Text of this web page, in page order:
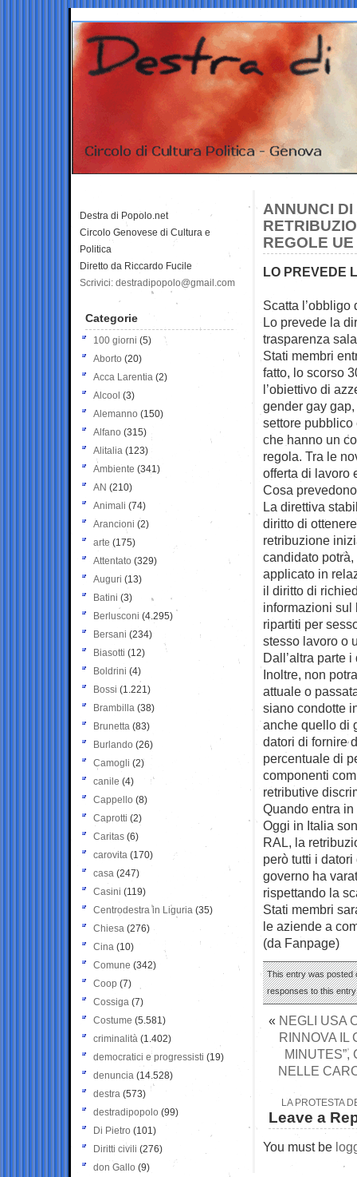
ANNUNCI
REGOLE UE
LO PREVEDE
Scatta
Lo prevede la
trasparenza
Stati membri
fatto, lo scorso
l’obiettivo di
gender gay
settore pubblico
che hanno un
regola. Tra le
offerta di lavoro
Cosa
La direttiva
diritto di
retribuzione
candidato
applicato in
il diritto di
informazioni
ripartiti per
stesso lavoro o
Dall’altra parte
Inoltre, non
attuale o
siano condotte
anche quello di
datori di fornire
percentuale di
componenti
retributive
Quando entra
Oggi in Italia
RAL, la
però tutti i
governo ha
rispettando la
Stati membri
le aziende a
(da Fanpage)
This entry was posted
responses to this
« NEGLI USA
RINNOVA IL
MINUTES”,
NELLE
LA PROTESTA
Leave a
You must be
Destra di Popolo.net
Circolo Genovese di Cultura e
Politica
Diretto da Riccardo Fucile
Scrivici: destradipopolo@gmail.com
Categorie
100 giorni (5)
Aborto (20)
Acca Larentia (2)
Alcool (3)
Alemanno (150)
Alfano (315)
Alitalia (123)
Ambiente (341)
AN (210)
Animali (74)
Arancioni (2)
arte (175)
Attentato (329)
Auguri (13)
Batini (3)
Berlusconi (4.295)
Bersani (234)
Biasotti (12)
Boldrini (4)
Bossi (1.221)
Brambilla (38)
Brunetta (83)
Burlando (26)
Camogli (2)
canile (4)
Cappello (8)
Caprotti (2)
Caritas (6)
carovita (170)
casa (247)
Casini (119)
Centrodestra in Liguria (35)
Chiesa (276)
Cina (10)
Comune (342)
Coop (7)
Cossiga (7)
Costume (5.581)
criminalità (1.402)
democratici e progressisti (19)
denuncia (14.528)
destra (573)
destradipopolo (99)
Di Pietro (101)
Diritti civili (276)
don Gallo (9)